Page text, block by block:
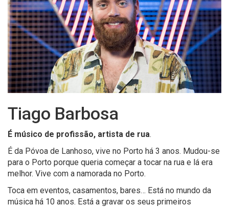
Tiago Barbosa
É músico de profissão, artista de rua.
É da Póvoa de Lanhoso, vive no Porto há 3 anos. Mudou-se
para o Porto porque queria começar a tocar na rua e lá era
melhor. Vive com a namorada no Porto.
Toca em eventos, casamentos, bares… Está no mundo da
música há 10 anos. Está a gravar os seus primeiros